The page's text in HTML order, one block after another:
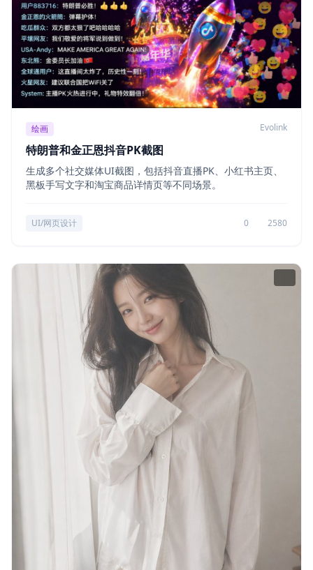
绘画 Evolink
特朗普和金正恩抖音PK截图
生成多个社交媒体UI截图，包括抖音直播PK、小红书主页、
黑板手写文字和淘宝商品详情页等不同场景。
UI/网页设计 0 2580